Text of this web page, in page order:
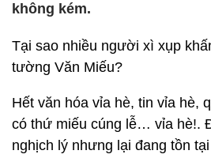
không kém.
Tại sao nhiều người xì xụp
tường Văn Miếu?
Hết văn hóa vỉa hè, tin vỉa hè,
có thứ miếu cúng lễ… vỉa hè!.
nghịch lý nhưng lại đang tồn